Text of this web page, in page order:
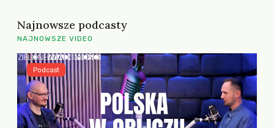
Najnowsze podcasty
NAJNOWSZE VIDEO
Podcast